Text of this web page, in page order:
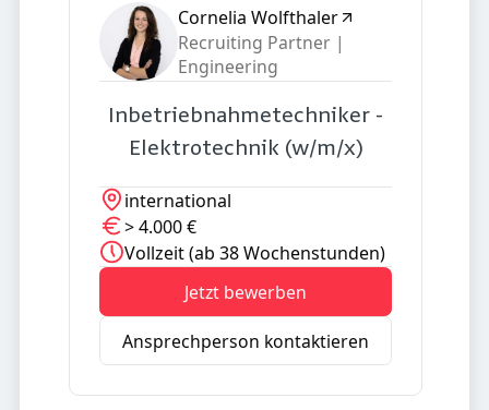
Cornelia Wolfthaler
Recruiting Partner |
Engineering
Inbetriebnahmetechniker -
Elektrotechnik (w/m/x)
international
> 4.000 €
Vollzeit (ab 38 Wochenstunden)
Jetzt bewerben
Ansprechperson kontaktieren